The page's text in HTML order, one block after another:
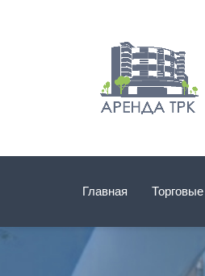
Главная